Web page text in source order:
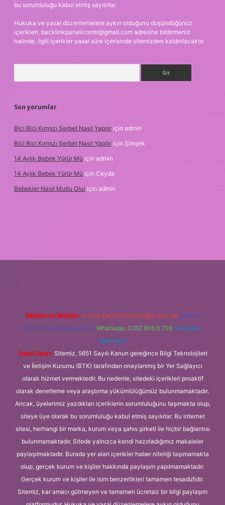
bu sorumluluğu kabul etmiş sayılırlar.
Hukuka ve yasal düzenlemelere aykırı olduğunu düşündüğünüz
içerikleri, backlinkpanelicomtr@gmail.com adresine bildirmeniz
halinde, ilgili içerikler yasal süre içerisinde sitemizden kaldırılacaktır.
Son yorumlar
Bici Bici Kırmızı Şerbet Nasıl Yapılır için admin
Bici Bici Kırmızı Şerbet Nasıl Yapılır için Şimşek
14 Aylık Bebek Yürür Mü için admin
14 Aylık Bebek Yürür Mü için Ceyda
Bebekler Nasil Mutlu Olur için admin
Reklam ve İletişim: E-mail: backlinkpaneli@gmail.com Teams:
forumhizmeti@gmail.com Whatsapp: 0262 606 0 726 Telegram:
@karabul
Yasal Uyarı: Sitemiz, 5651 Sayılı Kanun gereğince Bilgi Teknolojileri
ve İletişim Kurumu (BTK) tarafından onaylanmış bir Yer Sağlayıcı
olarak hizmet vermektedir. Bu nedenle, sitedeki içerikleri proaktif
olarak denetleme veya araştırma yükümlülüğümüz bulunmamaktadır.
Ancak, üyelerimiz yazdıkları içeriklerin sorumluluğunu taşımakta olup,
siteye üye olarak bu sorumluluğu kabul etmiş sayılırlar. Bu internet
sitesi, herhangi bir marka, kurum veya şahıs şirketi ile hiçbir bağlantısı
bulunmamaktadır. Sitede yalnızca kendi hazırladığımız makaleler
paylaşılmaktadır. Burada yer alan içerikler haber niteliği taşımamakta
olup, gerçek kurum ve kişiler hakkında paylaşım yapılmamaktadır.
Gerçek kurum ve kişiler ile isim benzerlikleri tamamen tesadüfidir.
Sitemiz, kar amacı gütmeyen ve tamamen ücretsiz bir bilgi paylaşım